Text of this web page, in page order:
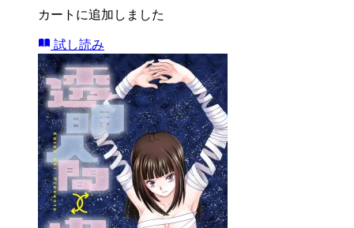
カートに追加しました
試し読み